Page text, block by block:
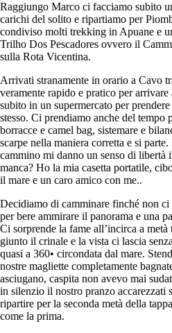
Raggiungo Marco ci facciamo subito
carichi del solito e ripartiamo per
condiviso molti trekking in Apuane e
Trilho Dos Pescadores ovvero il
sulla Rota Vicentina.
Arrivati stranamente in orario a Cavo
veramente rapido e pratico per
subito in un supermercato per
stesso. Ci prendiamo anche del tempo
borracce e camel bag, sistemare e
scarpe nella maniera corretta e si
cammino mi danno un senso di libertà
manca? Ho la mia casetta portatile,
il mare e un caro amico con me..
Decidiamo di camminare finché non
per bere ammirare il panorama e una
Ci sorprende la fame all’incirca a
giunto il crinale e la vista ci lascia
quasi a 360• circondata dal mare.
nostre magliette completamente
asciugano, caspita non avevo mai
in silenzio il nostro pranzo accarezzati
ripartire per la seconda metà della
come la prima.